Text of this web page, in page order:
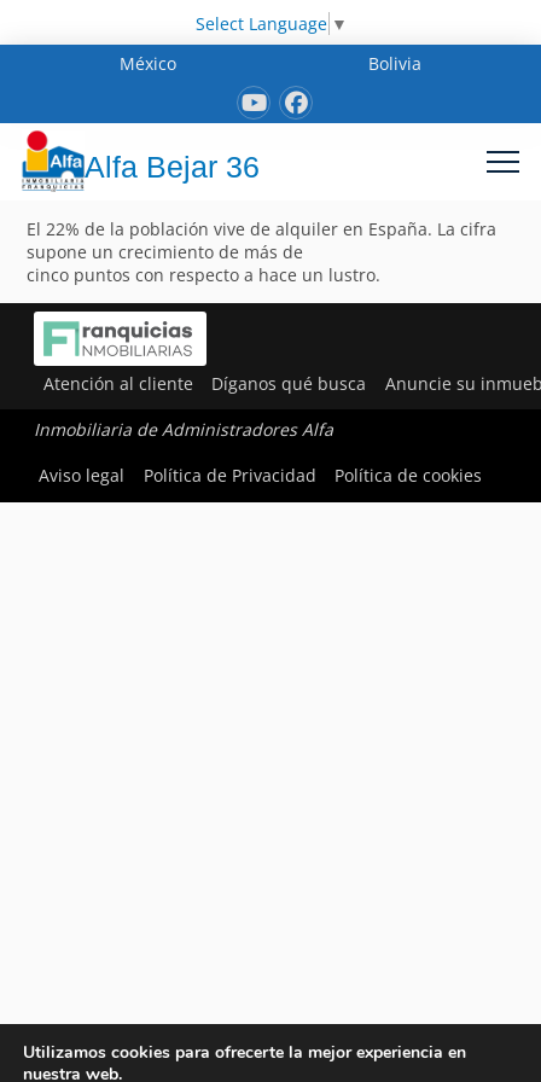
Select Language ▼
México
Bolivia
Alfa Bejar 36
El 22% de la población vive de alquiler en España. La cifra
supone un crecimiento de más de
cinco puntos con respecto a hace un lustro.
Atención al cliente Díganos qué busca Anuncie su
Inmobiliaria de Administradores Alfa
Aviso legal
Política de Privacidad Política de cookies
Utilizamos cookies para ofrecerte la mejor experiencia en
nuestra web.